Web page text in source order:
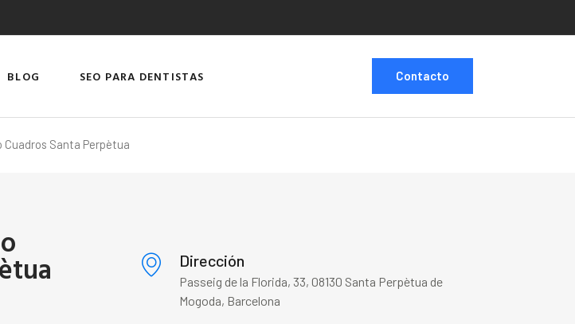
BLOG SEO PARA DENTISTAS Contacto
Santa Perpètua
Dirección
Passeig de la Florida, 33, 08130 Santa Perpètua de
Mogoda, Barcelona